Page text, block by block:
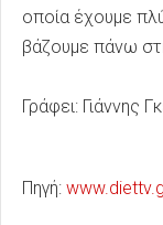
οποία έχουμε
βάζουμε πάνω
Γράφει: Γιάννης
Πηγή: